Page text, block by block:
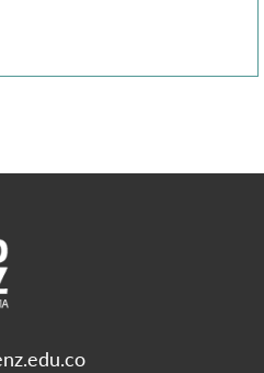
vertebral de la economía.
empresarial y generan